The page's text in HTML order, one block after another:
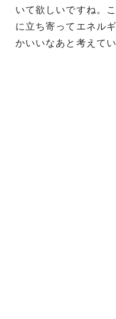
いて欲しいですね。
に立ち寄ってエネル
かいいなあと考えてい